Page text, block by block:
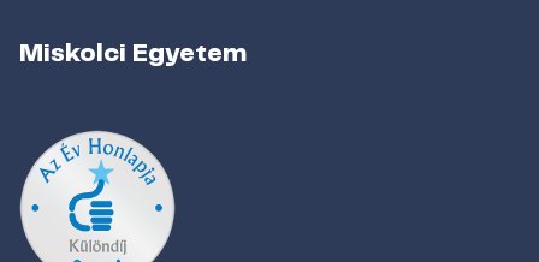
Miskolci Egyetem